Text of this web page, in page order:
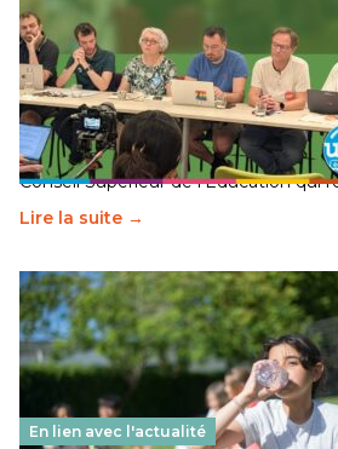
Transition écologique de
Éducation fait bouger les lignes
30 juin 2026-National
Pendant plusieurs mois, un groupe
travaillé sur la transition écologique
Conseil Supérieur de l’Éducation qui
Lire la suite →
En lien avec l'actualité